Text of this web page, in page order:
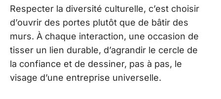
Respecter la diversité culturelle, c’est choisir
d’ouvrir des portes plutôt que de bâtir des
murs. À chaque interaction, une occasion de
tisser un lien durable, d’agrandir le cercle de
la confiance et de dessiner, pas à pas, le
visage d’une entreprise universelle.